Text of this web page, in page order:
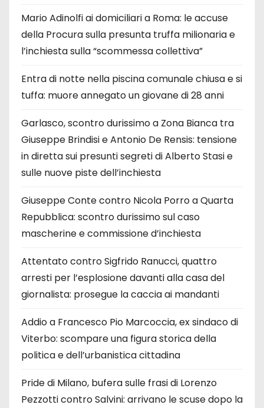
Mario Adinolfi ai domiciliari a Roma: le accuse
della Procura sulla presunta truffa milionaria e
l’inchiesta sulla “scommessa collettiva”
Entra di notte nella piscina comunale chiusa e si
tuffa: muore annegato un giovane di 28 anni
Garlasco, scontro durissimo a Zona Bianca tra
Giuseppe Brindisi e Antonio De Rensis: tensione
in diretta sui presunti segreti di Alberto Stasi e
sulle nuove piste dell’inchiesta
Giuseppe Conte contro Nicola Porro a Quarta
Repubblica: scontro durissimo sul caso
mascherine e commissione d’inchiesta
Attentato contro Sigfrido Ranucci, quattro
arresti per l’esplosione davanti alla casa del
giornalista: prosegue la caccia ai mandanti
Addio a Francesco Pio Marcoccia, ex sindaco di
Viterbo: scompare una figura storica della
politica e dell’urbanistica cittadina
Pride di Milano, bufera sulle frasi di Lorenzo
Pezzotti contro Salvini: arrivano le scuse dopo la